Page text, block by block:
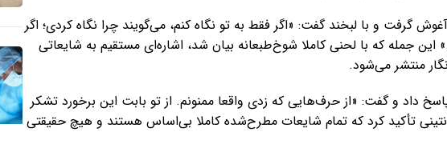
گرفت و با لبخند گفت: «اگر فقط به تو نگاه کنم، می‌گویند چرا نگاه کردی؛ اگر
این جمله که با لحنی کاملا شوخ‌طبعانه بیان شد، اشاره‌ای مستقیم به شایعاتی
منتشر می‌شود.
داد و گفت: «از حرف‌هایی که زدی واقعا ممنونم. از تو بابت این برخورد تشکر
تأکید کرد که تمام شایعات مطرح‌شده کاملا بی‌اساس هستند و هیچ حقیقتی